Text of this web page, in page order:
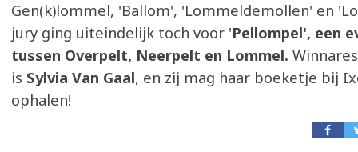
Gen(k)lommel, 'Ballom', 'Lommeldemollen' en
jury ging uiteindelijk toch voor 'Pellompel', een
tussen Overpelt, Neerpelt en Lommel.
is Sylvia Van Gaal, en zij mag haar boeketje bij
ophalen!